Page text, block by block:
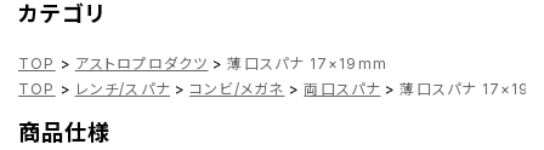
カテゴリ
TOP > アストロプロダクツ > 薄口スパナ 17×19mm
TOP > レンチ/スパナ > コンビ/メガネ > 両口スパナ > 薄口スパナ
商品仕様